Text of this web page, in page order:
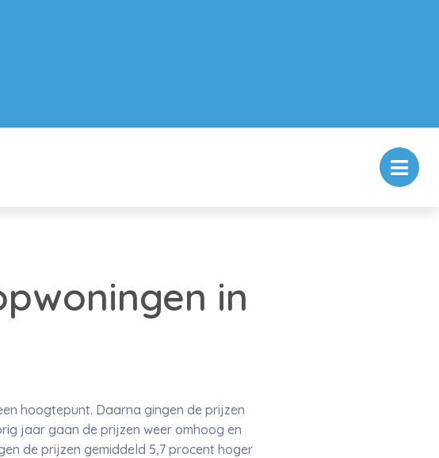
in
hoogtepunt. Daarna gingen de prijzen
jaar gaan de prijzen weer omhoog en
de prijzen gemiddeld 5,7 procent hoger